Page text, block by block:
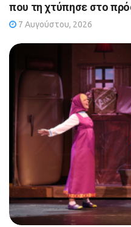
που τη χτύπησε στο
7 Αυγούστου, 2026